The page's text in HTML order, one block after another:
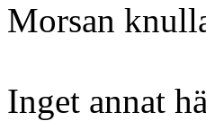
Morsan
Inget annat